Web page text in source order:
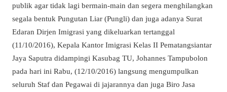
publik agar tidak lagi bermain-main dan segera menghilangkan
segala bentuk Pungutan Liar (Pungli) dan juga adanya Surat
Edaran Dirjen Imigrasi yang dikeluarkan tertanggal
(11/10/2016), Kepala Kantor Imigrasi Kelas II Pematangsiantar
Jaya Saputra didampingi Kasubag TU, Johannes Tampubolon
pada hari ini Rabu, (12/10/2016) langsung mengumpulkan
seluruh Staf dan Pegawai di jajarannya dan juga Biro Jasa